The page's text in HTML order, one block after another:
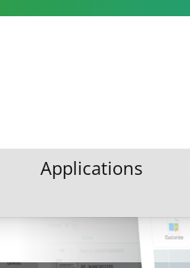
Applications
Applications